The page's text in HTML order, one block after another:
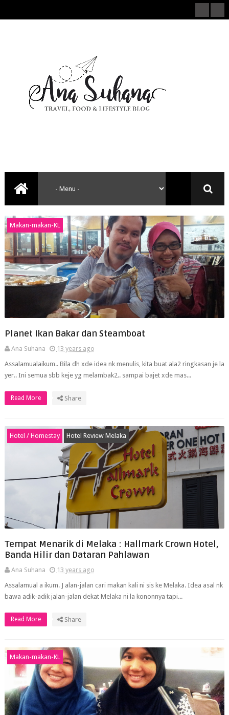
Makan-makan-KL
Planet Ikan Bakar dan Steamboat
Ana Suhana
13 years ago
Assalamualaikum.. Bila dh xde idea nk menulis, kita buat ala2 ringkasan je la
yer.. Ini semua sbb keje yg melambak2.. sampai bajet xde mas...
Read More Share
Hotel / Homestay Hotel Review Melaka
Tempat Menarik di Melaka : Hallmark Crown Hotel,
Banda Hilir dan Dataran Pahlawan
Ana Suhana
13 years ago
Assalamual a ikum. J alan-jalan cari makan kali ni sis ke Melaka. Idea asal nk
bawa adik-adik jalan-jalan dekat Melaka ni la kononnya tapi...
Read More Share
Makan-makan-KL